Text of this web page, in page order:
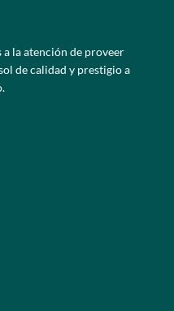
la atención de proveer
de calidad y prestigio a